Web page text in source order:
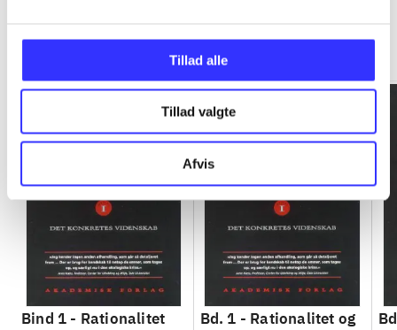
Tillad alle
Tillad valgte
Afvis
Gå til serien
Bind 1 - Rationalitet
Bd. 1 - Rationalitet og